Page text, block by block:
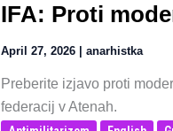
IFA: Proti
April 27, 2026 | anarhistka
Preberite izjavo proti
federacij v Atenah.